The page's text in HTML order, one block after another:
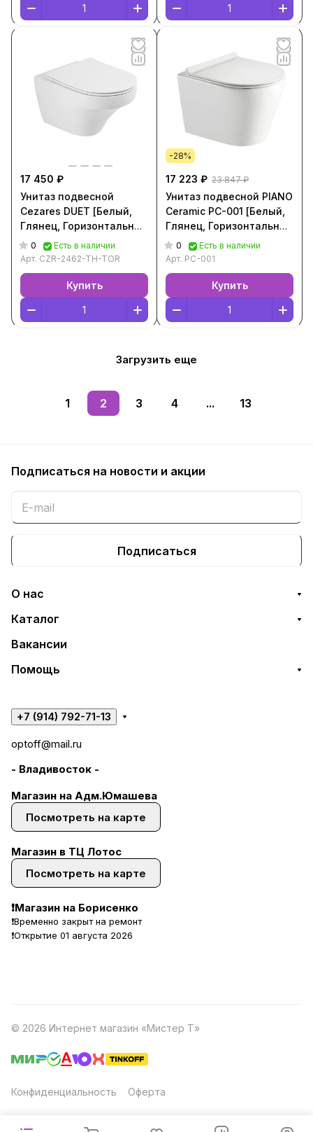
17 450 ₽
Унитаз подвесной
Cezares DUET [Белый,
Глянец, Горизонтальный
выпуск, CZR-2462-TH-
TOR]
0
Есть в наличии
Арт. CZR-2462-TH-TOR
Купить
-28%
17 223 ₽ 23 847 ₽
Унитаз подвесной PIANO
Ceramic PC-001 [Белый,
Глянец, Горизонтальный
выпуск, PC-001]
0
Есть в наличии
Арт. PC-001
Купить
Загрузить еще
1 2 3 4 ... 13
Подписаться на новости и акции
Подписаться
О нас
Каталог
Вакансии
Помощь
+7 (914) 792-71-13
optoff@mail.ru
- Владивосток -
Магазин на Адм.Юмашева
Посмотреть на карте
Магазин в ТЦ Лотос
Посмотреть на карте
❗Магазин на Борисенко
❗Временно закрыт на ремонт
❗Открытие 01 августа 2026
© 2026 Интернет магазин «Мистер Т»
Конфиденциальность Оферта